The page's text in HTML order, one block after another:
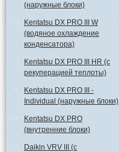
(наружные блоки)
Kentatsu DX PRO III W
(водяное охлаждение
конденсатора)
Kentatsu DX PRO III HR (с
рекуперацией теплоты)
Kentatsu DX PRO III -
Individual (наружные блоки)
Kentatsu DX PRO
(внутренние блоки)
Daikin VRV III (с